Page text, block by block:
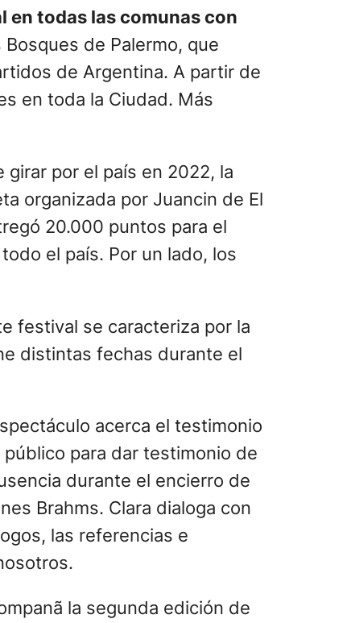
en todas las comunas con
de Palermo, que
de Argentina. A partir de
en toda la Ciudad. Más
girar por el país en 2022, la
organizada por Juancin de El
20.000 puntos para el
el país. Por un lado, los
festival se caracteriza por la
distintas fechas durante el
acerca el testimonio
para dar testimonio de
durante el encierro de
Brahms. Clara dialoga con
las referencias e
la segunda edición de